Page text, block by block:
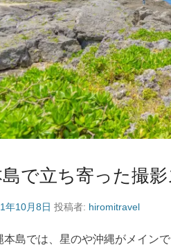
で立ち寄った撮影
年10月8日 投稿者: hiromitravel
本島では、星のや沖縄がメイン